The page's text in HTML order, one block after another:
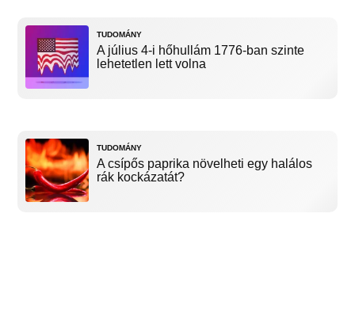
TUDOMÁNY
A július 4-i hőhullám 1776-ban szinte
lehetetlen lett volna
TUDOMÁNY
A csípős paprika növelheti egy halálos
rák kockázatát?